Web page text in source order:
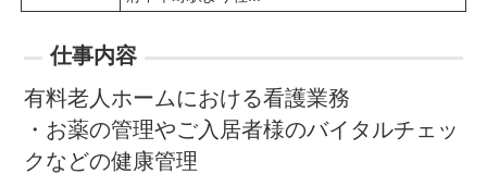
仕事内容
有料老人ホームにおける看護業務
・お薬の管理やご入居者様のバイタルチェッ
クなどの健康管理